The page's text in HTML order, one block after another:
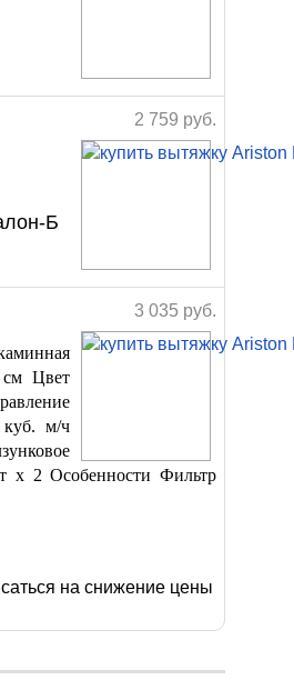
2 759 руб.
Б
3 035 руб.
Цвет
куб. м/ч
х 2 Особенности Фильтр
на снижение цены